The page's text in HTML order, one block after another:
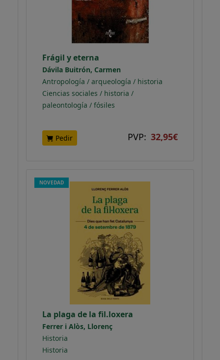
Frágil y eterna
Dávila Buitrón, Carmen
Antropología / arqueología / historia
Ciencias sociales / historia /
paleontología / fósiles
Pedir PVP: 32,95€
NOVEDAD
La plaga de la fil.loxera
Ferrer i Alòs, Llorenç
Historia
Historia